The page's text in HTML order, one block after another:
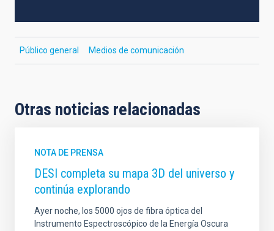
Público general Medios de comunicación
Otras noticias relacionadas
NOTA DE PRENSA
DESI completa su mapa 3D del universo y
continúa explorando
Ayer noche, los 5000 ojos de fibra óptica del
Instrumento Espectroscópico de la Energía Oscura